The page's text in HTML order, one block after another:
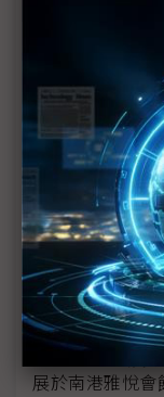
技鋼科技聚焦
高速傳輸需求
者商機
義大利新創企
TSLG耐落集團
海韻電子推出
之旅
COMPUTEX
展於南港雅悅會